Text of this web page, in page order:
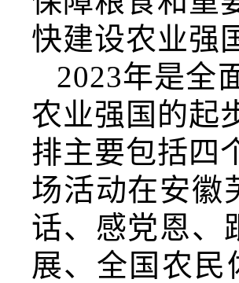
快建设农业强
2023年是全
农业强国的起
排主要包括四
场活动在安徽
话、感党恩、
展、全国农